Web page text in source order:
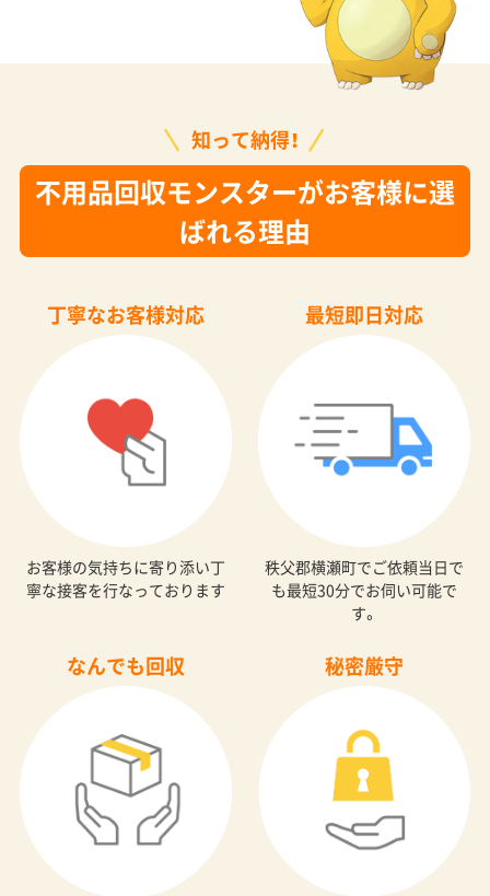
知って納得！
不用品回収モンスターがお客様に選
ばれる理由
丁寧なお客様対応
お客様の気持ちに寄り添い丁
寧な接客を行なっております
最短即日対応
秩父郡横瀬町でご依頼当日で
も最短30分でお伺い可能で
す。
なんでも回収 秘密厳守